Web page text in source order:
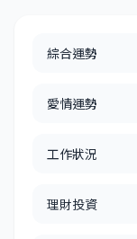
綜合運勢
愛情運勢
工作狀況
理財投資